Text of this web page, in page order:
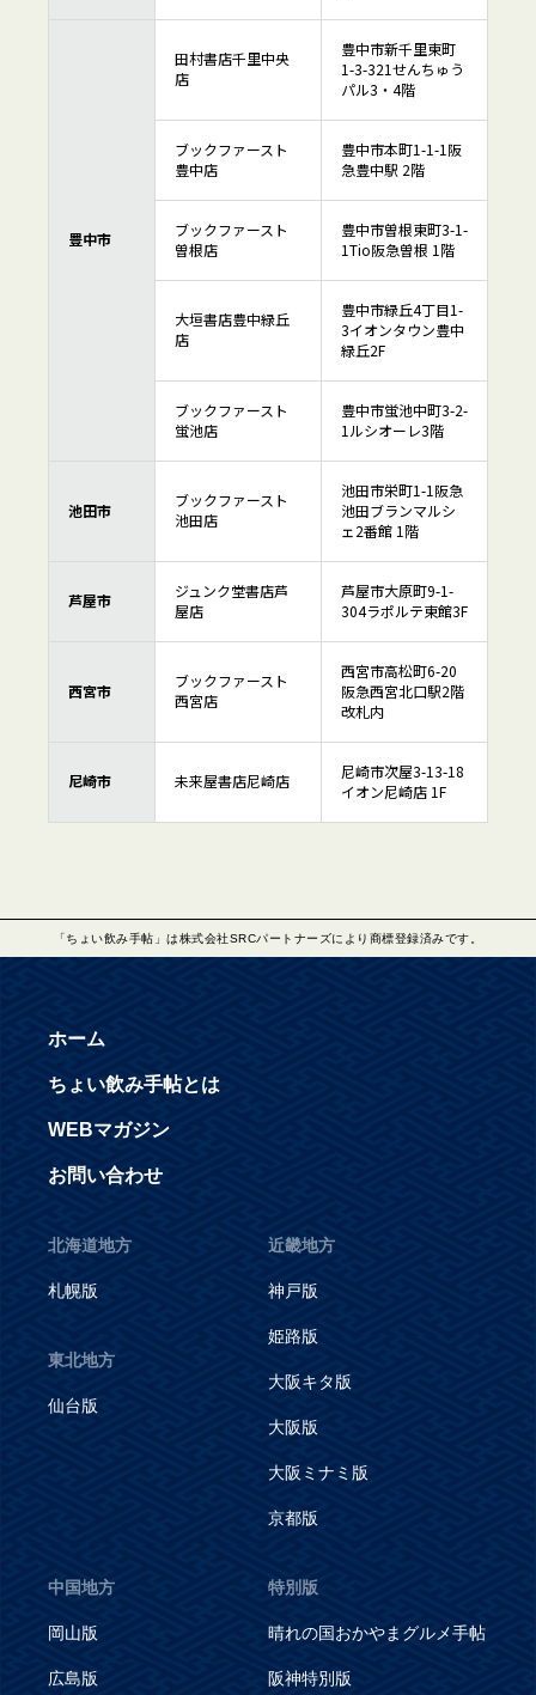
豊中市
田村書店千里中央
店
豊中市新千里東町
1-3-321せんちゅう
パル3・4階
ブックファースト
豊中店
豊中市本町1-1-1阪
急豊中駅 2階
ブックファースト
曽根店
豊中市曽根東町3-1-
1Tio阪急曽根 1階
大垣書店豊中緑丘
店
豊中市緑丘4丁目1-
3イオンタウン豊中
緑丘2F
ブックファースト
蛍池店
豊中市蛍池中町3-2-
1ルシオーレ3階
池田市
ブックファースト
池田店
池田市栄町1-1阪急
池田ブランマルシ
ェ2番館 1階
芦屋市
ジュンク堂書店芦
屋店
芦屋市大原町9-1-
304ラポルテ東館3F
西宮市
ブックファースト
西宮店
西宮市高松町6-20
阪急西宮北口駅2階
改札内
尼崎市 未来屋書店尼崎店
尼崎市次屋3-13-18
イオン尼崎店 1F
「ちょい飲み手帖」は株式会社SRCパートナーズにより商標登録済みです。
ホーム
ちょい飲み手帖とは
WEBマガジン
お問い合わせ
北海道地方
札幌版
東北地方
仙台版
近畿地方
神戸版
姫路版
大阪キタ版
大阪版
大阪ミナミ版
京都版
中国地方
岡山版
広島版
特別版
晴れの国おかやまグルメ手帖
阪神特別版